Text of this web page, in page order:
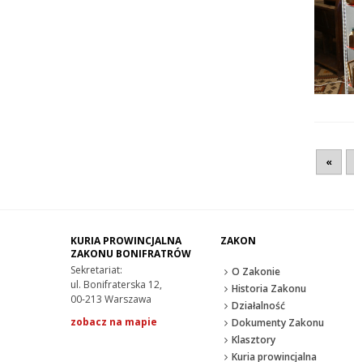
«
KURIA PROWINCJALNA
ZAKONU BONIFRATRÓW
Sekretariat:
ul. Bonifraterska 12,
00-213 Warszawa
zobacz na mapie
ZAKON
O Zakonie
Historia Zakonu
Działalność
Dokumenty Zakonu
Klasztory
Kuria prowincjalna